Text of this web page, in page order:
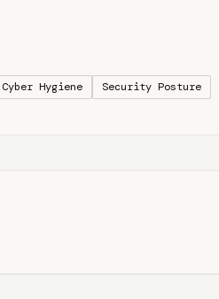
Cyber Hygiene Security Posture